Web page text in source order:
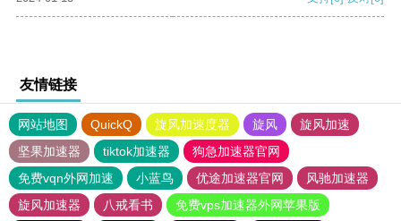
友情链接
网站地图 QuickQ 旋风加速度器 旋风
旋风加速
坚果加速器
tiktok加速器
狗急加速器官网
免费vqn外网加速
小蓝鸟 优途加速器官网
风驰加速器
旋风加速器
八戒看书 免费vps加速器外网苹果版